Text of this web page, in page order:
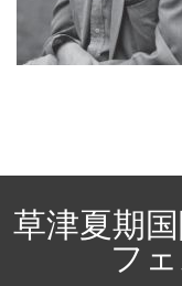
草津夏期
フ